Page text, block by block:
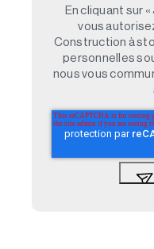
En cliquant sur
vous
Construction à
personnelles
nous vous